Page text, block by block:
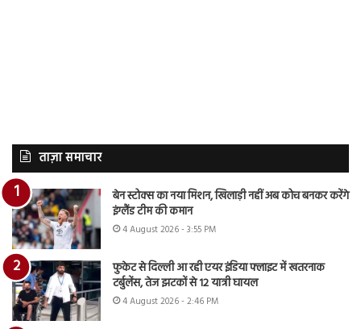
ताज़ा समाचार
बेन स्टोक्स का नया मिशन, खिलाड़ी नहीं अब कोच बनकर करेंगे
इंग्लैंड टीम की कमान
4 August 2026 - 3:55 PM
फुकेट से दिल्ली आ रही एयर इंडिया फ्लाइट में खतरनाक
टर्बुलेंस, तेज झटकों से 12 यात्री घायल
4 August 2026 - 2:46 PM